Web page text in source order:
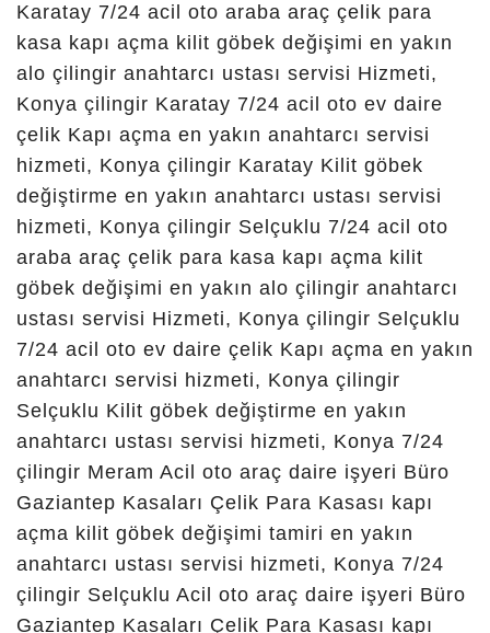
çilingir,
konya yazır
mahallesi
çilingir,
konya bosna
hersek
mahallesi
çilingir,
konya